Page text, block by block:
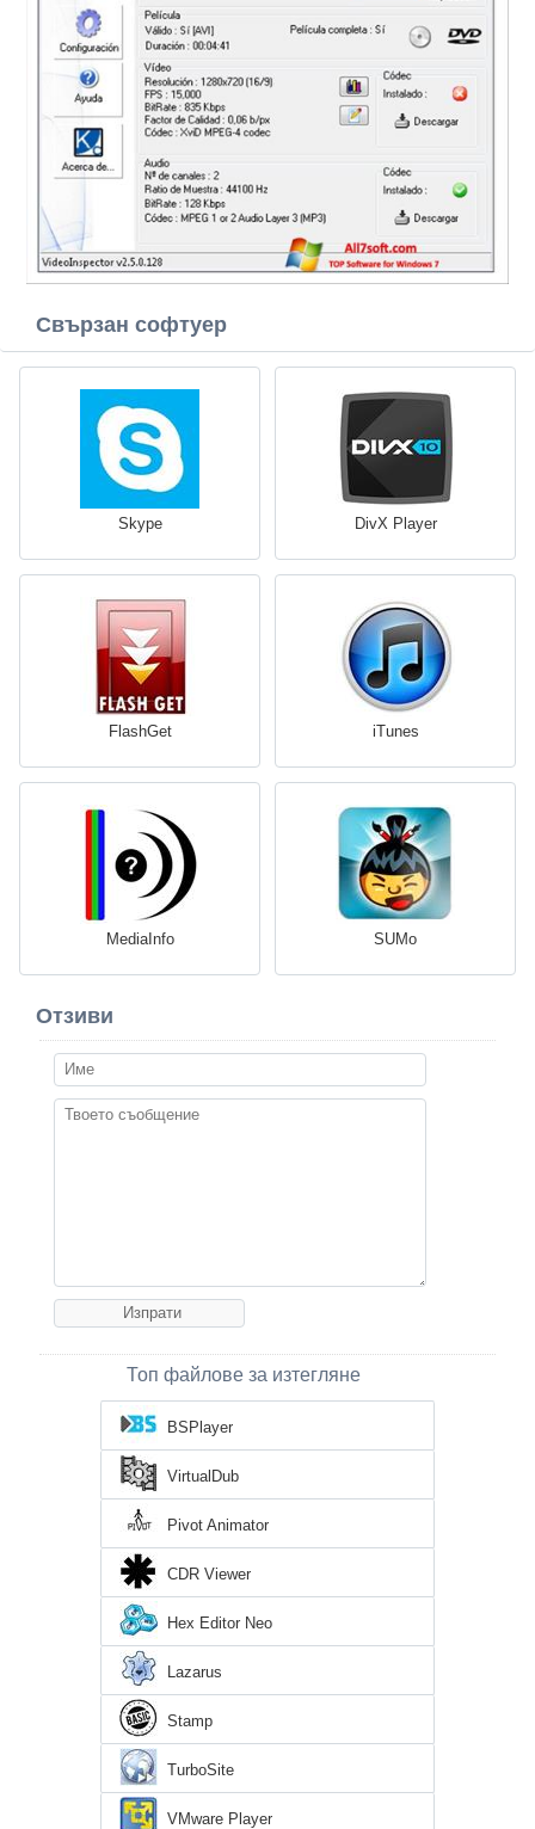
Свързан софтуер
Skype DivX Player
FlashGet iTunes
MediaInfo SUMo
Отзиви
Топ файлове за изтегляне
BSPlayer
VirtualDub
Pivot Animator
CDR Viewer
Hex Editor Neo
Lazarus
Stamp
TurboSite
VMware Player